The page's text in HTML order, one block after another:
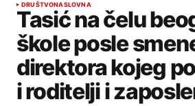
DRUŠTVONASLOVNA
Tasić na čelu
škole posle
direktora kojeg
i roditelji i